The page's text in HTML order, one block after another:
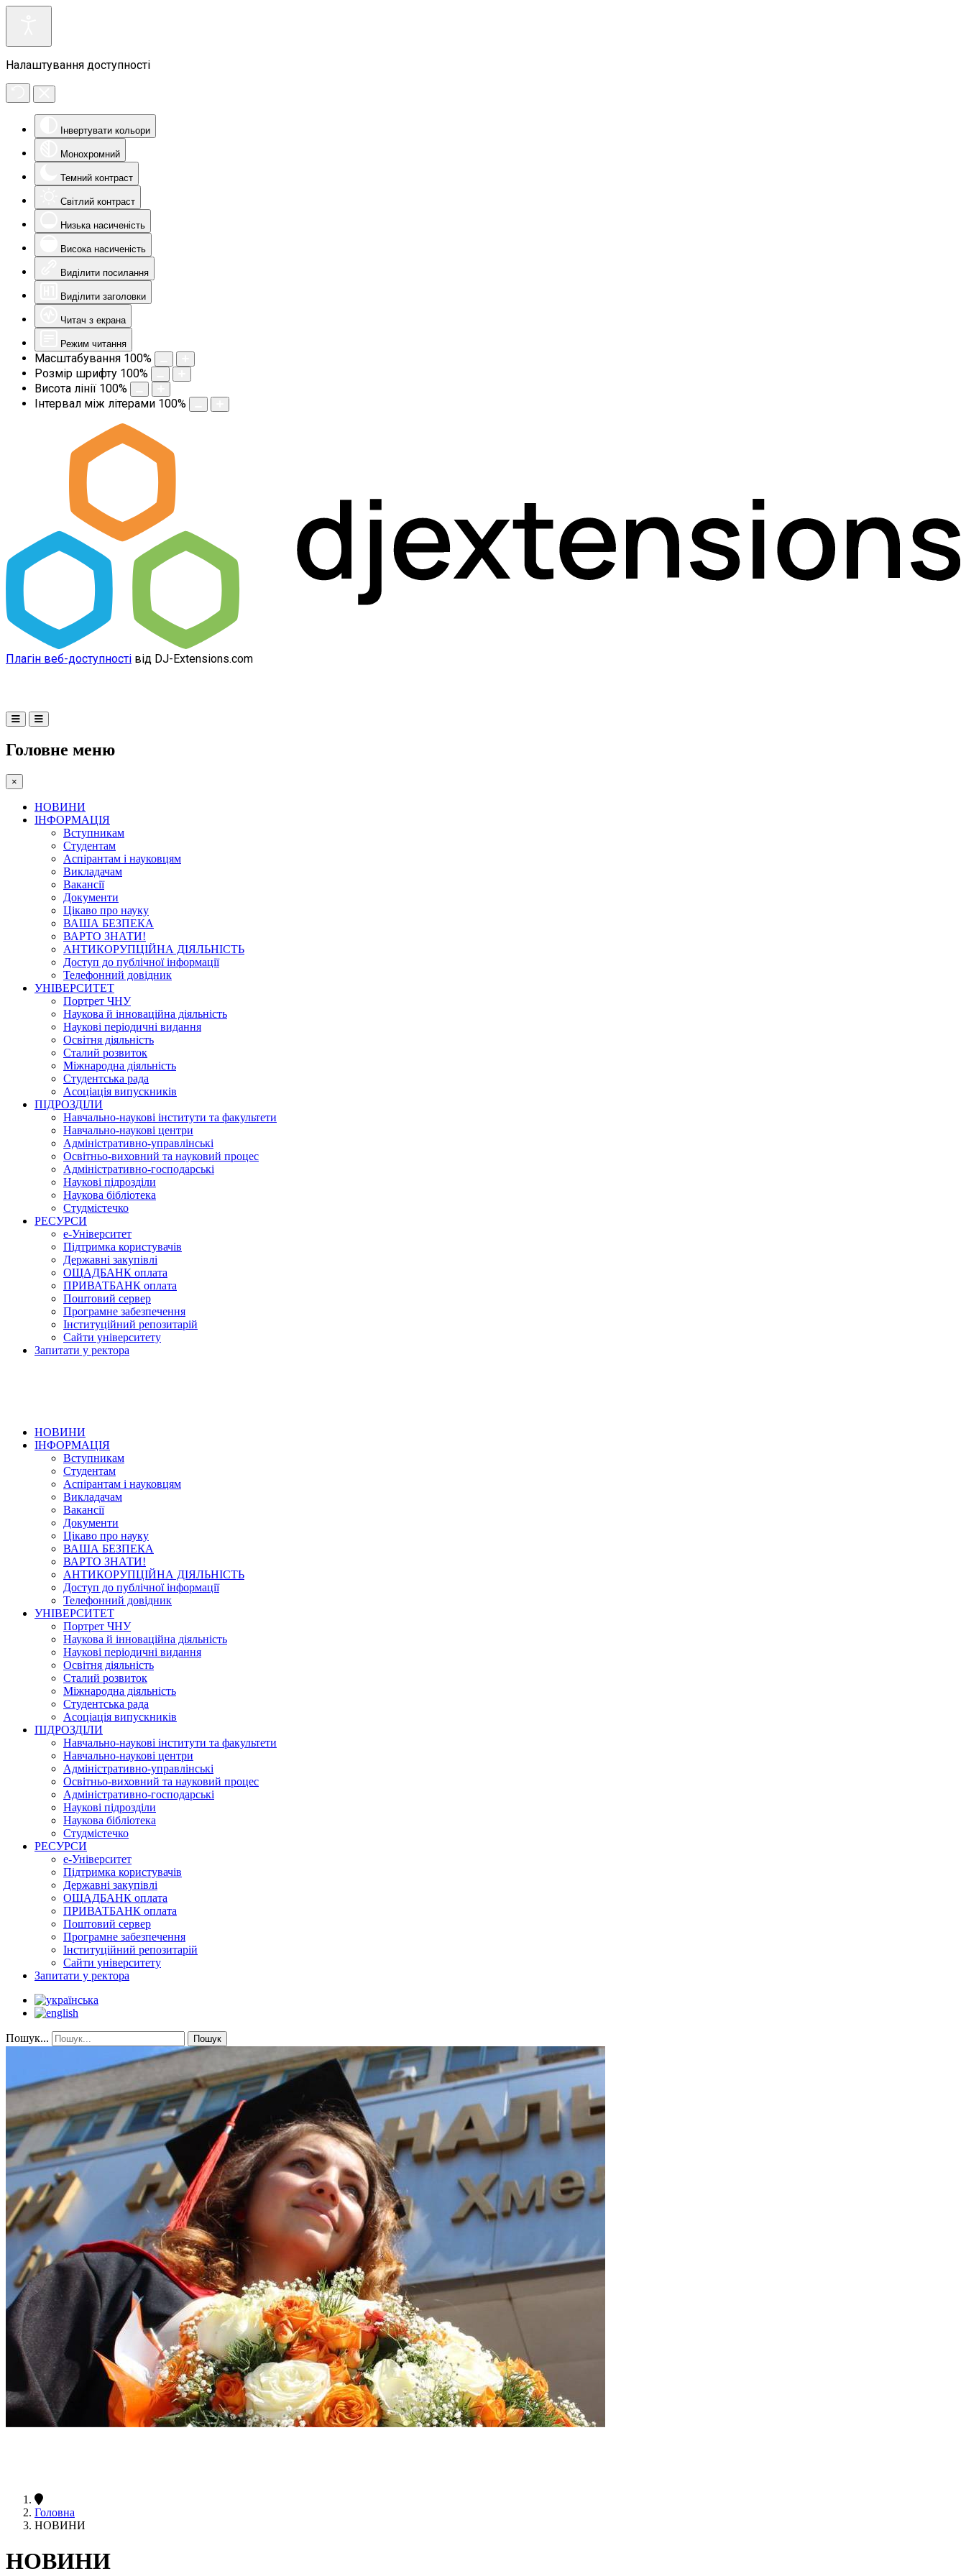
Налаштування доступності
Інвертувати кольори
Монохромний
Темний контраст
Світлий контраст
Низька насиченість
Висока насиченість
Виділити посилання
Виділити заголовки
Читач з екрана
Режим читання
Масштабування 100%
Розмір шрифту 100%
Висота лінії 100%
Інтервал між літерами 100%
Плагін веб-доступності від DJ-Extensions.com
Головне меню
×
НОВИНИ
ІНФОРМАЦІЯ
Вступникам
Студентам
Аспірантам і науковцям
Викладачам
Вакансії
Документи
Цікаво про науку
ВАША БЕЗПЕКА
ВАРТО ЗНАТИ!
АНТИКОРУПЦІЙНА ДІЯЛЬНІСТЬ
Доступ до публічної інформації
Телефонний довідник
УНІВЕРСИТЕТ
Портрет ЧНУ
Наукова й інноваційна діяльність
Наукові періодичні видання
Освітня діяльність
Сталий розвиток
Міжнародна діяльність
Студентська рада
Асоціація випускників
ПІДРОЗДІЛИ
Навчально-наукові інститути та факультети
Навчально-наукові центри
Адміністративно-управлінські
Освітньо-виховний та науковий процес
Адміністративно-господарські
Наукові підрозділи
Наукова бібліотека
Студмістечко
РЕСУРСИ
е-Університет
Підтримка користувачів
Державні закупівлі
ОЩАДБАНК оплата
ПРИВАТБАНК оплата
Поштовий сервер
Програмне забезпечення
Інституційний репозитарій
Сайти університету
Запитати у ректора
НОВИНИ
ІНФОРМАЦІЯ
Вступникам
Студентам
Аспірантам і науковцям
Викладачам
Вакансії
Документи
Цікаво про науку
ВАША БЕЗПЕКА
ВАРТО ЗНАТИ!
АНТИКОРУПЦІЙНА ДІЯЛЬНІСТЬ
Доступ до публічної інформації
Телефонний довідник
УНІВЕРСИТЕТ
Портрет ЧНУ
Наукова й інноваційна діяльність
Наукові періодичні видання
Освітня діяльність
Сталий розвиток
Міжнародна діяльність
Студентська рада
Асоціація випускників
ПІДРОЗДІЛИ
Навчально-наукові інститути та факультети
Навчально-наукові центри
Адміністративно-управлінські
Освітньо-виховний та науковий процес
Адміністративно-господарські
Наукові підрозділи
Наукова бібліотека
Студмістечко
РЕСУРСИ
е-Університет
Підтримка користувачів
Державні закупівлі
ОЩАДБАНК оплата
ПРИВАТБАНК оплата
Поштовий сервер
Програмне забезпечення
Інституційний репозитарій
Сайти університету
Запитати у ректора
Пошук... Пошук
Головна
НОВИНИ
НОВИНИ